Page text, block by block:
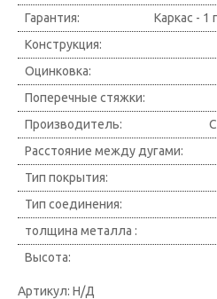
Гарантия:
Каркас - 1
Конструкция:
Оцинковка:
Поперечные стяжки:
Производитель:
Расстояние между дугами:
Тип покрытия:
Тип соединения:
толщина металла :
Высота:
Артикул: Н/Д